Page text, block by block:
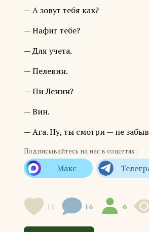
— А зовут тебя как?
— Нафиг тебе?
— Для учета.
— Пелевин.
— Пи Ленин?
— Вин.
— Ага. Ну, ты смотри — не
Подписывайтесь на нас в соцсетях:
11 16 6